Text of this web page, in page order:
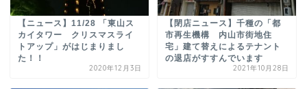
【ニュース】11/28 「東山ス
カイタワー クリスマスライ
トアップ」がはじまりまし
た！！
2020年12月3日
【閉店ニュース】千種の「都
市再生機構 内山市街地住
宅」建て替えによるテナント
の退店がすすんでいます
2021年10月28日